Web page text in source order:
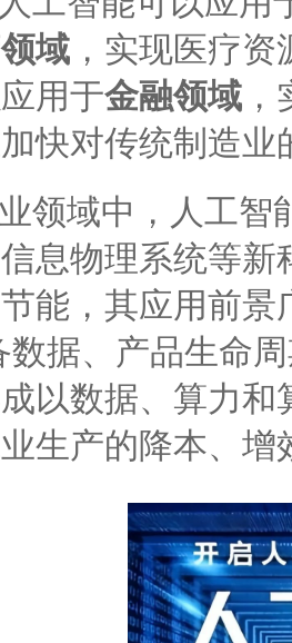
域 ，实现医疗
用于金融领域
快对传统制造业
领域中，人工智
息物理系统等
能，其应用前景
数据、产品生命
以数据、算力
生产的降本、增